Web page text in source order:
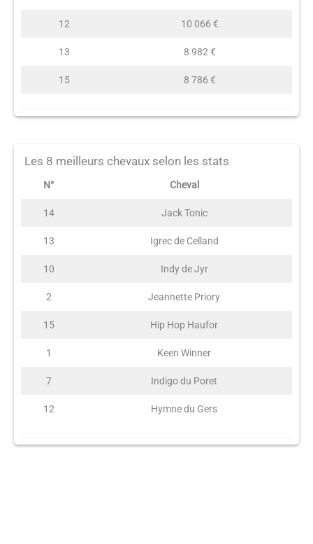
12 10 066 €
13 8 982 €
15 8 786 €
Les 8 meilleurs chevaux selon les stats
N° Cheval
14 Jack Tonic
13 Igrec de Celland
10 Indy de Jyr
2 Jeannette Priory
15 Hip Hop Haufor
1 Keen Winner
7 Indigo du Poret
12 Hymne du Gers